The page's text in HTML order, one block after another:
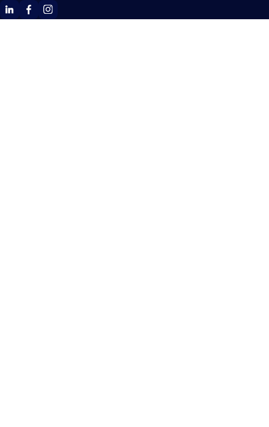
WSKZ Linkedin
WSKZ Facebook
WSKZ Instagram